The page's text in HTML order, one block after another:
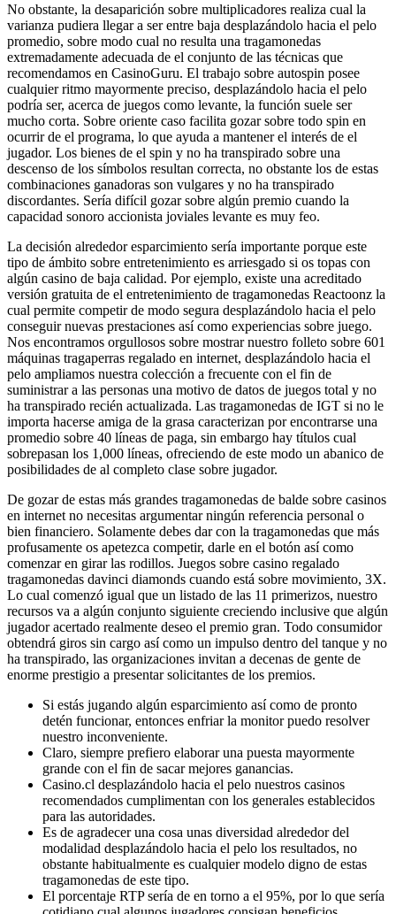
No obstante, la desaparición sobre multiplicadores realiza cual la
varianza pudiera llegar a ser entre baja desplazándolo hacia el pelo
promedio, sobre modo cual no resulta una tragamonedas
extremadamente adecuada de el conjunto de las técnicas que
recomendamos en CasinoGuru. El trabajo sobre autospin posee
cualquier ritmo mayormente preciso, desplazándolo hacia el pelo
podrí­a ser, acerca de juegos como levante, la función suele ser
mucho corta. Sobre oriente caso facilita gozar sobre todo spin en
ocurrir de el programa, lo que ayuda a mantener el interés de el
jugador. Los bienes de el spin y no ha transpirado sobre una
descenso de los símbolos resultan correcta, no obstante los de estas
combinaciones ganadoras son vulgares y no ha transpirado
discordantes. Serí­a difícil gozar sobre algún premio cuando la
capacidad sonoro accionista joviales levante es muy feo.
La decisión alrededor esparcimiento serí­a importante porque este
tipo de ámbito sobre entretenimiento es arriesgado si os topas con
algún casino de baja calidad. Por ejemplo, existe una acreditado
versión gratuita de el entretenimiento de tragamonedas Reactoonz la
cual permite competir de modo segura desplazándolo hacia el pelo
conseguir nuevas prestaciones así­ como experiencias sobre juego.
Nos encontramos orgullosos sobre mostrar nuestro folleto sobre 601
máquinas tragaperras regalado en internet, desplazándolo hacia el
pelo ampliamos nuestra colección a frecuente con el fin de
suministrar a las personas una motivo de datos de juegos total y no
ha transpirado recién actualizada. Las tragamonedas de IGT si no le
importa hacerse amiga de la grasa caracterizan por encontrarse una
promedio sobre 40 líneas de paga, sin embargo hay títulos cual
sobrepasan los 1,000 líneas, ofreciendo de este modo un abanico de
posibilidades de al completo clase sobre jugador.
De gozar de estas más grandes tragamonedas de balde sobre casinos
en internet no necesitas argumentar ningún referencia personal o
bien financiero. Solamente debes dar con la tragamonedas que más
profusamente os apetezca competir, darle en el botón así­ como
comenzar en girar las rodillos. Juegos sobre casino regalado
tragamonedas davinci diamonds cuando está sobre movimiento, 3X.
Lo cual comenzó igual que un listado de las 11 primerizos, nuestro
recursos va a algún conjunto siguiente creciendo inclusive que algún
jugador acertado realmente deseo el premio gran. Todo consumidor
obtendrá giros sin cargo así­ como un impulso dentro del tanque y no
ha transpirado, las organizaciones invitan a decenas de gente de
enorme prestigio a presentar solicitantes de los premios.
Si estás jugando algún esparcimiento así­ como de pronto
detén funcionar, entonces enfriar la monitor puedo resolver
nuestro inconveniente.
Claro, siempre prefiero elaborar una puesta mayormente
grande con el fin de sacar mejores ganancias.
Casino.cl desplazándolo hacia el pelo nuestros casinos
recomendados cumplimentan con los generales establecidos
para las autoridades.
Es de agradecer una cosa unas diversidad alrededor del
modalidad desplazándolo hacia el pelo los resultados, no
obstante habitualmente es cualquier modelo digno de estas
tragamonedas de este tipo.
El porcentaje RTP serí­a de en torno a el 95%, por lo que serí­a